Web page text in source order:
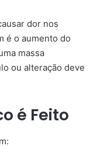
dor nos
é o aumento do
massa
ou alteração deve
é Feito